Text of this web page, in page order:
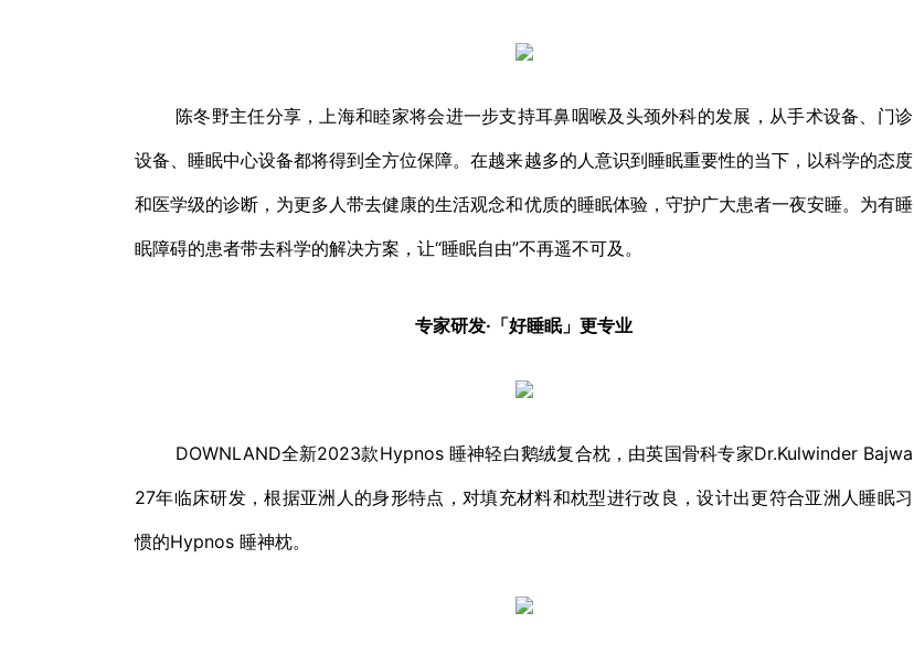
陈冬野主任分享，上海和睦家将会进一步支持耳鼻咽喉及头颈外科的发展，从手术设备、门诊
设备、睡眠中心设备都将得到全方位保障。在越来越多的人意识到睡眠重要性的当下，以科学的态度
和医学级的诊断，为更多人带去健康的生活观念和优质的睡眠体验，守护广大患者一夜安睡。为有睡
眠障碍的患者带去科学的解决方案，让“睡眠自由”不再遥不可及。
专家研发·「好睡眠」更专业
DOWNLAND全新2023款Hypnos 睡神轻白鹅绒复合枕，由英国骨科专家Dr.Kulwinder Bajwa
27年临床研发，根据亚洲⼈的身形特点，对填充材料和枕型进⾏改良，设计出更符合亚洲⼈睡眠习
惯的Hypnos 睡神枕。